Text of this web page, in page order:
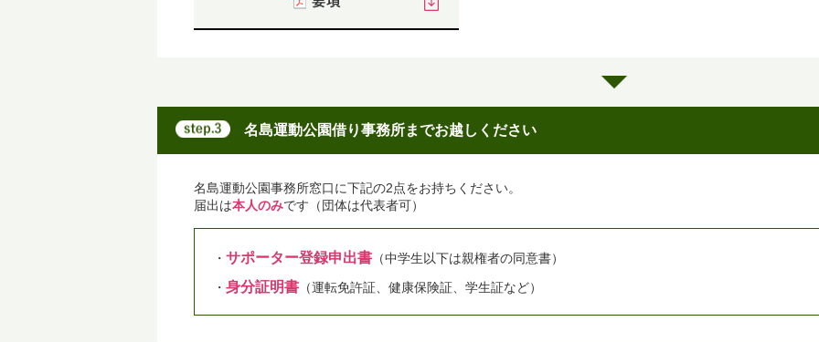
名島運動公園借り事務所までお越しください
名島運動公園事務所窓口に下記の2点をお持ちください。
届出は本人のみです（団体は代表者可）
・ サポーター登録申出書 （中学生以下は親権者の同意書）
・ 身分証明書 （運転免許証、健康保険証、学生証など）